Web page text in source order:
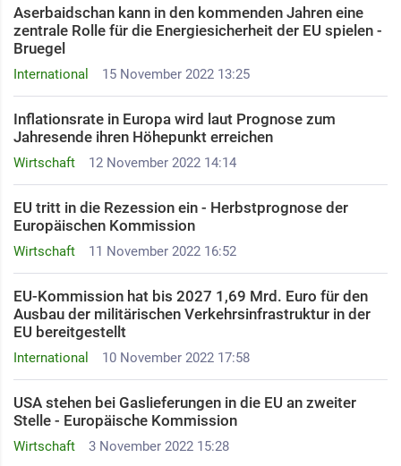
International 15 November 2022 13:25
Aserbaidschan kann in den kommenden Jahren eine
zentrale Rolle für die Energiesicherheit der EU spielen -
Bruegel
Wirtschaft 12 November 2022 14:14
Inflationsrate in Europa wird laut Prognose zum
Jahresende ihren Höhepunkt erreichen
Wirtschaft 11 November 2022 16:52
EU tritt in die Rezession ein - Herbstprognose der
Europäischen Kommission
International 10 November 2022 17:58
EU-Kommission hat bis 2027 1,69 Mrd. Euro für den
Ausbau der militärischen Verkehrsinfrastruktur in der
EU bereitgestellt
Wirtschaft 3 November 2022 15:28
USA stehen bei Gaslieferungen in die EU an zweiter
Stelle - Europäische Kommission